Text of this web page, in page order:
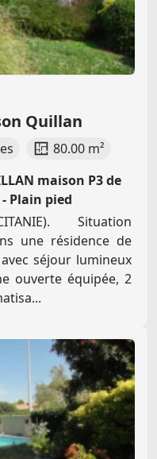
Quillan
80.00 m²
maison P3 de
- Plain pied
Situation
une résidence de
séjour lumineux
ouverte équipée, 2